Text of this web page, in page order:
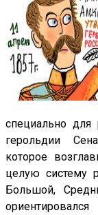
специально
герольдии
которое
целую систему
Большой,